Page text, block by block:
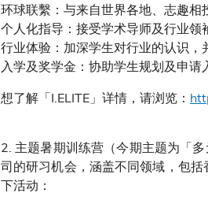
环球联繫：与来自世界各地、志趣相
个人化指导：接受学术导师及行业领
行业体验：加深学生对行业的认识，
入学及奖学金：协助学生规划及申请
想了解「I.ELITE」详情，请浏览：
2. 主题暑期训练营（今期主题为「
司的研习机会，涵盖不同领域，包
下活动：